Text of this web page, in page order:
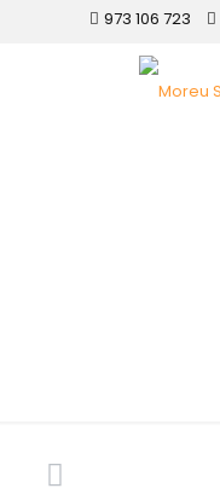
973 106 723